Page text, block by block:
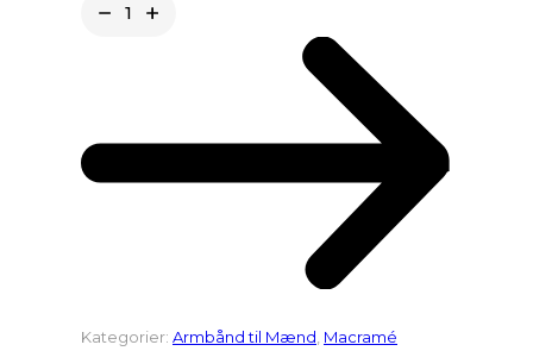
Kategorier: Armbånd til Mænd, Macramé